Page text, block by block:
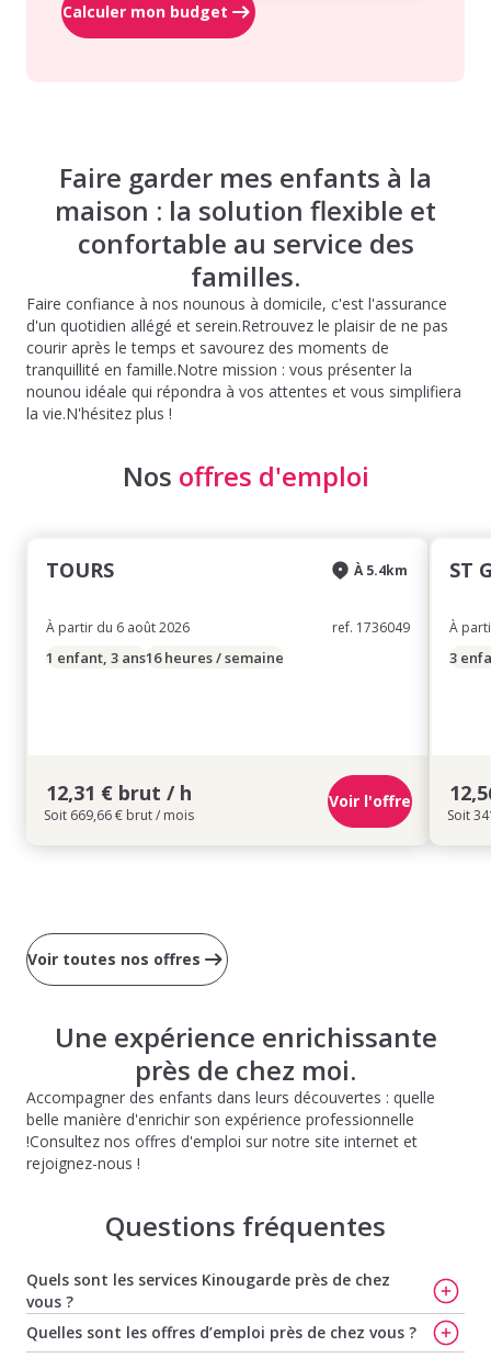
Calculer mon budget
Faire garder mes enfants à la
maison : la solution flexible et
confortable au service des
familles.
Faire confiance à nos nounous à domicile, c'est l'assurance
d'un quotidien allégé et serein.Retrouvez le plaisir de ne pas
courir après le temps et savourez des moments de
tranquillité en famille.Notre mission : vous présenter la
nounou idéale qui répondra à vos attentes et vous simplifiera
la vie.N'hésitez plus !
Nos offres d'emploi
TOURS
À partir du 6 août 2026
À 5.4km
ref. 1736049
1 enfant, 3 ans16 heures / semaine
12,31 € brut / h
Soit 669,66 € brut / mois
Voir l'offre
ST
À
3
Soit
Voir toutes nos offres
Une expérience enrichissante
près de chez moi.
Accompagner des enfants dans leurs découvertes : quelle
belle manière d'enrichir son expérience professionnelle
!Consultez nos offres d'emploi sur notre site internet et
rejoignez-nous !
Questions fréquentes
Quels sont les services Kinougarde près de chez
vous ?
Trouvez votre nounou à Tours ,
Trouvez votre baby-
sitter à Tours
Avec Kinougarde, trouvez votre baby-
Quelles sont les offres d’emploi près de chez vous ?